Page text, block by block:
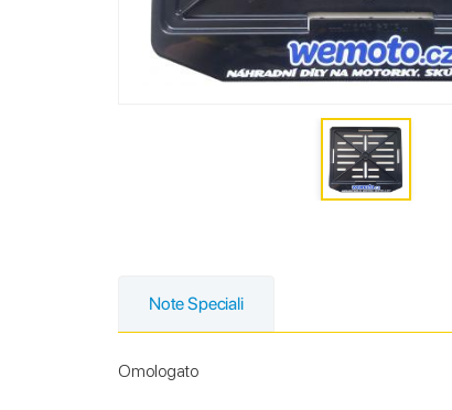
Note Speciali
Omologato